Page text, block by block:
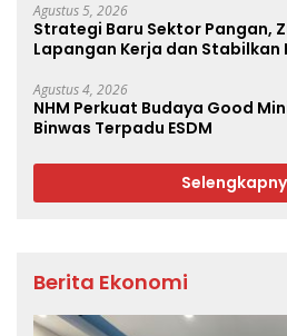
Agustus 5, 2026
Strategi Baru Sektor Pangan,
Lapangan Kerja dan Stabilkan
Agustus 4, 2026
NHM Perkuat Budaya Good
Binwas Terpadu ESDM
Berita Ekonomi